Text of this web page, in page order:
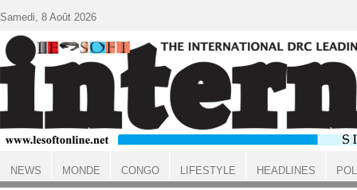
ACCUEIL
Samedi, 8 Août 2026
NEWS MONDE CONGO LIFESTYLE HEADLINES